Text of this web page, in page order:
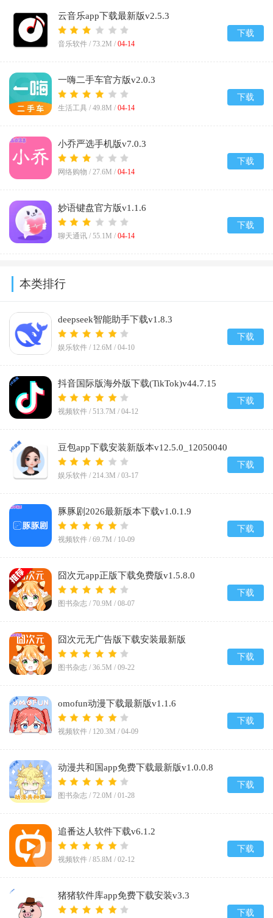
云音乐app下载最新版v2.5.3
音乐软件 / 73.2M / 04-14
下载
一嗨二手车官方版v2.0.3
生活工具 / 49.8M / 04-14
下载
小乔严选手机版v7.0.3
网络购物 / 27.6M / 04-14
下载
妙语键盘官方版v1.1.6
聊天通讯 / 55.1M / 04-14
下载
本类排行
deepseek智能助手下载v1.8.3
娱乐软件 / 12.6M / 04-10
下载
抖音国际版海外版下载(TikTok)v44.7.15
视频软件 / 513.7M / 04-12
下载
豆包app下载安装新版本v12.5.0_12050040
娱乐软件 / 214.3M / 03-17
下载
豚豚剧2026最新版本下载v1.0.1.9
视频软件 / 69.7M / 10-09
下载
囧次元app正版下载免费版v1.5.8.0
图书杂志 / 70.9M / 08-07
下载
囧次元无广告版下载安装最新版
2026v1.5.8.0
图书杂志 / 36.5M / 09-22
下载
omofun动漫下载最新版v1.1.6
视频软件 / 120.3M / 04-09
下载
动漫共和国app免费下载最新版v1.0.0.8
图书杂志 / 72.0M / 01-28
下载
追番达人软件下载v6.1.2
视频软件 / 85.8M / 02-12
下载
猪猪软件库app免费下载安装v3.3
下载